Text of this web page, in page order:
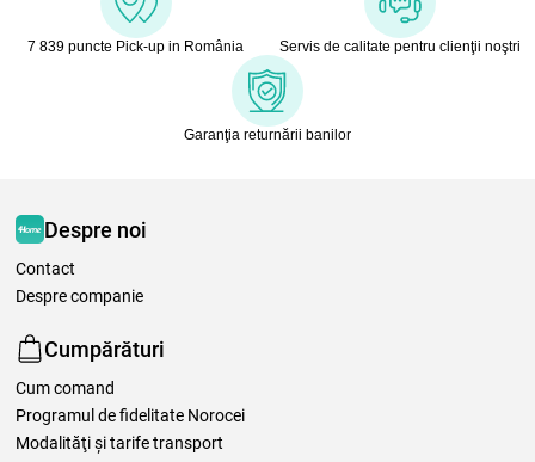
7 839 puncte Pick-up in România Servis de calitate pentru clienţii noştri
Garanţia returnării banilor
Despre noi
Contact
Despre companie
Cumpărături
Cum comand
Programul de fidelitate Norocei
Modalităţi şi tarife transport